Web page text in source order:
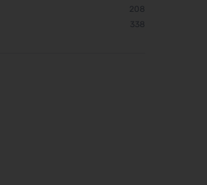
208
338